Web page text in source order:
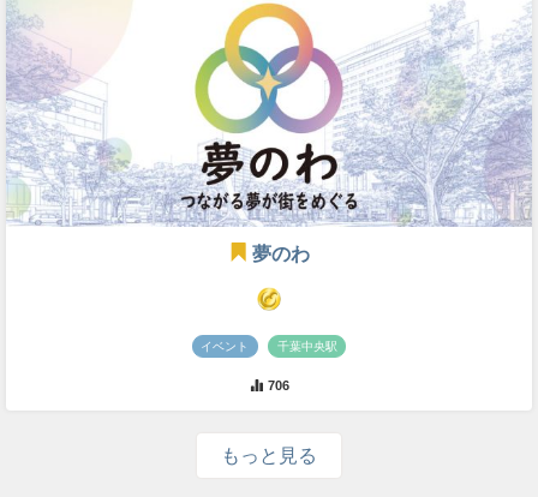
夢のわ
イベント 千葉中央駅
706
もっと見る